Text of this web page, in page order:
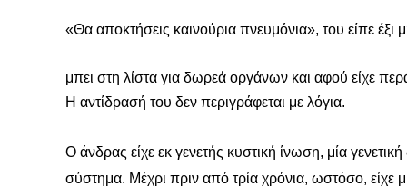
«Θα αποκτήσεις καινούρια πνευμόνια», του είπε έξι
μπει στη λίστα για δωρεά οργάνων και αφού είχε
Η αντίδρασή του δεν περιγράφεται με λόγια.
Ο άνδρας είχε εκ γενετής κυστική ίνωση, μία
σύστημα. Μέχρι πριν από τρία χρόνια, ωστόσο, είχε